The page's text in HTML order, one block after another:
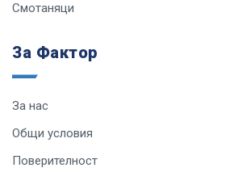
Смотаняци
За Фактор
За нас
Общи условия
Поверителност